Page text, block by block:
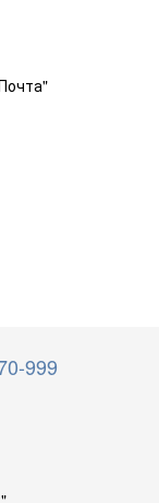
999